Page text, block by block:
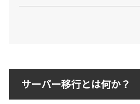
サーバー移行とは何か？